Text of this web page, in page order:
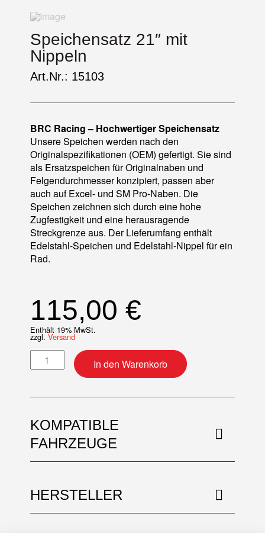
Speichensatz 21″ mit
Nippeln
Art.Nr.: 15103
BRC Racing – Hochwertiger Speichensatz
Unsere Speichen werden nach den
Originalspezifikationen (OEM) gefertigt. Sie sind
als Ersatzspeichen für Originalnaben und
Felgendurchmesser konzipiert, passen aber
auch auf Excel- und SM Pro-Naben. Die
Speichen zeichnen sich durch eine hohe
Zugfestigkeit und eine herausragende
Streckgrenze aus. Der Lieferumfang enthält
Edelstahl-Speichen und Edelstahl-Nippel für ein
Rad.
115,00 €
Enthält 19% MwSt.
zzgl. Versand
Speichensatz 21" mit Nippeln Menge
In den Warenkorb
KOMPATIBLE
FAHRZEUGE
HERSTELLER